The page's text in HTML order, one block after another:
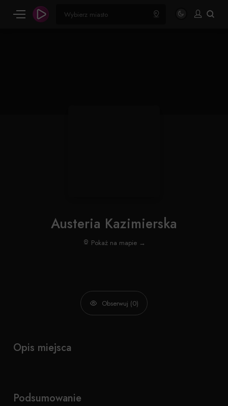
Austeria Kazimierska
Pokaż na mapie →
Obserwuj (0)
Opis miejsca
Podsumowanie